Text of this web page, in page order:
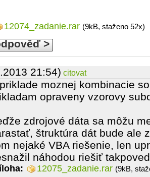
12074_zadanie.rar (9kB, staženo 52x)
>
21:54) citovat
moznej kombinacie
opraveny vzorovy
zdrojové dáta sa môžu
štruktúra dát bude ale
nejaké VBA riešenie, len
náhodou riešiť
12075_zadanie.rar (9kB,